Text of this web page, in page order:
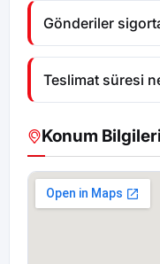
Gönderiler
Teslimat süresi
Konum